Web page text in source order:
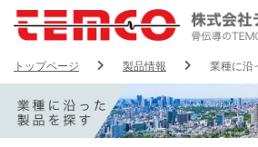
トップページ 製品情報 業種に沿